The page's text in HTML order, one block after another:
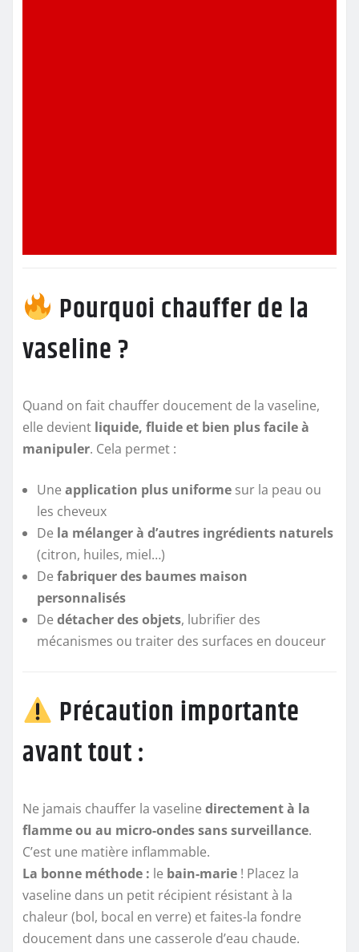
Pourquoi chauffer de la
vaseline ?
Quand on fait chauffer doucement de la vaseline,
elle devient liquide, fluide et bien plus facile à
manipuler. Cela permet :
Une application plus uniforme sur la peau ou
les cheveux
De la mélanger à d’autres ingrédients naturels
(citron, huiles, miel…)
De fabriquer des baumes maison
personnalisés
De détacher des objets, lubrifier des
mécanismes ou traiter des surfaces en douceur
Précaution importante
avant tout :
Ne jamais chauffer la vaseline directement à la
flamme ou au micro-ondes sans surveillance.
C’est une matière inflammable.
La bonne méthode : le bain-marie ! Placez la
vaseline dans un petit récipient résistant à la
chaleur (bol, bocal en verre) et faites-la fondre
doucement dans une casserole d’eau chaude.